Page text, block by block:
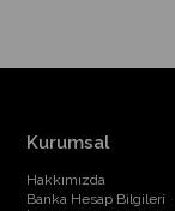
Kurumsal
Hakkımızda
Banka Hesap Bilgileri